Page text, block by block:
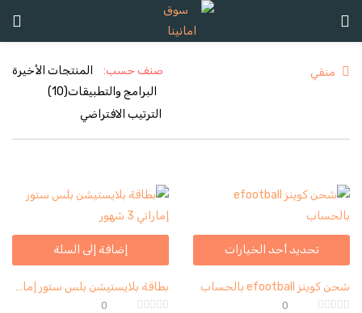
ادخل اسم المستخدم وكلمة المرور للدخول.
تذكرنى
تسجيل الدخول
منقي صنف حسب:
تحديد أحد الخيارات
شحن كوينز efootball بالحساب
0
إضافة إلى السلة
بطاقة بلايستيشن بلس ستور إماراتي 3 شهور
0